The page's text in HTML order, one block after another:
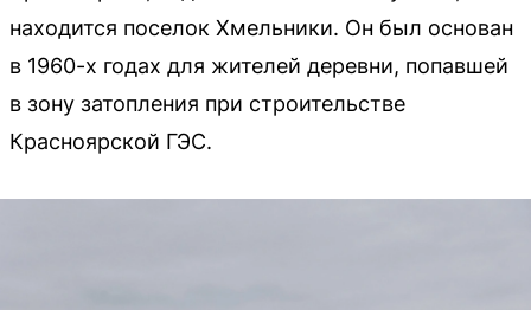
находится поселок Хмельники. Он был основан
в 1960-х годах для жителей деревни, попавшей
в зону затопления при строительстве
Красноярской ГЭС.